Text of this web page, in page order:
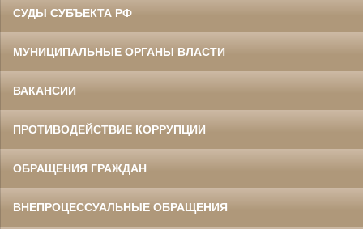
СУДЫ СУБЪЕКТА РФ
МУНИЦИПАЛЬНЫЕ ОРГАНЫ ВЛАСТИ
ВАКАНСИИ
ПРОТИВОДЕЙСТВИЕ КОРРУПЦИИ
ОБРАЩЕНИЯ ГРАЖДАН
ВНЕПРОЦЕССУАЛЬНЫЕ ОБРАЩЕНИЯ